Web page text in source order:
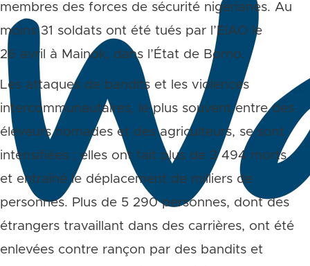
membres des forces de sécurité nigérianes. Au
moins 31 soldats ont été tués par l’EIAO le
26 avril à Mainok, dans l’État de Borno.
Les attaques de bandits et les violences
intercommunautaires, le plus souvent entre des
éleveurs nomades et des agriculteurs, se sont
intensifiées ; elles ont fait plus de 3 494 morts
et entraîné le déplacement de milliers de
personnes. Plus de 5 290 personnes, dont des
étrangers travaillant dans des carrières, ont été
enlevées contre rançon par des bandits et